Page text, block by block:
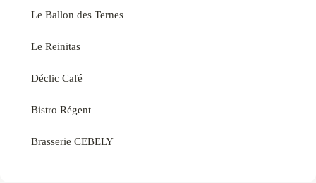
Le Ballon des Ternes
Le Reinitas
Déclic Café
Bistro Régent
Brasserie CEBELY